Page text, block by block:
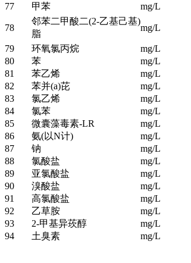
77
甲苯 mg/L
78
邻苯二甲酸二(2-乙基己基)
脂
mg/L
79 环氧氯丙烷 mg/L
80
苯 mg/L
81
苯乙烯 mg/L
82
苯并(a)芘 mg/L
83
氯乙烯 mg/L
84
氯苯 mg/L
85
微囊藻毒素-LR mg/L
86
氨(以N计) mg/L
87
钠 mg/L
88
氯酸盐 mg/L
89
亚氯酸盐 mg/L
90
溴酸盐 mg/L
91
高氯酸盐 mg/L
92
乙草胺 mg/L
93
2-甲基异莰醇 mg/L
94
土臭素 mg/L